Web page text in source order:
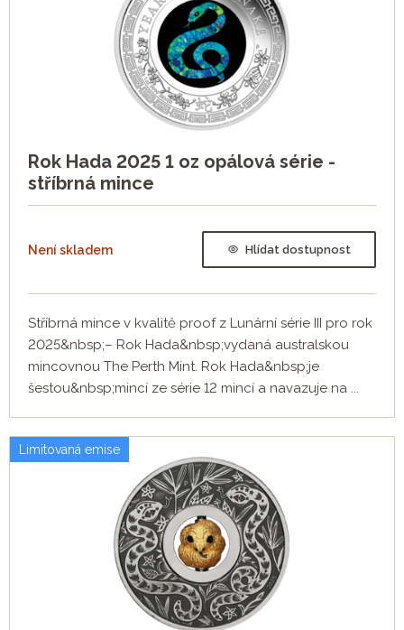
Rok Hada 2025 1 oz opálová série -
stříbrná mince
Není skladem Hlídat dostupnost
Stříbrná mince v kvalitě proof z Lunární série III pro rok
2025&nbsp;– Rok Hada&nbsp;vydaná australskou
mincovnou The Perth Mint. Rok Hada&nbsp;je
šestou&nbsp;mincí ze série 12 mincí a navazuje na ...
Limitovaná emise